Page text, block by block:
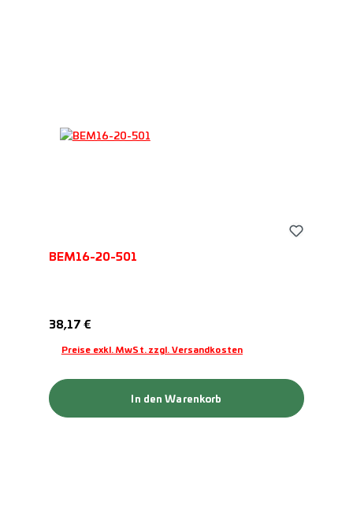
BEM16-20-501
Regulärer Preis:
38,17 €
Preise exkl. MwSt. zzgl. Versandkosten
In den Warenkorb